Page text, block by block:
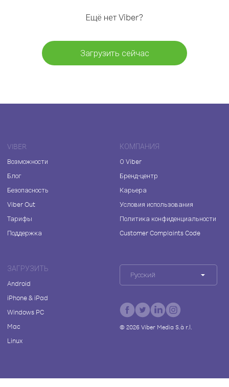
Ещё нет Viber?
Загрузить сейчас
VIBER
Возможности
Блог
Безопасность
Viber Out
Тарифы
Поддержка
КОМПАНИЯ
О Viber
Бренд-центр
Карьера
Условия использования
Политика конфиденциальности
Customer Complaints Code
ЗАГРУЗИТЬ
Android
iPhone & iPad
Windows PC
Mac
Linux
Русский
© 2026Viber Media S.à r.l.